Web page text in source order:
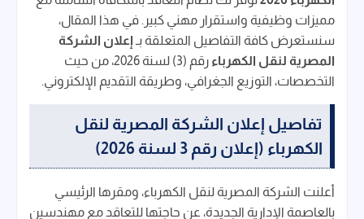
مميزات وظيفية واستقرار مهني كبير. في هذا المقال،
سنستعرض كافة التفاصيل المتعلقة بـ إعلان الشركة
المصرية لنقل الكهرباء
رقم (3) لسنة 2026، من حيث
التخصصات، التوزيع الجغرافي، وطريقة التقديم الإلكتروني.
تفاصيل إعلان الشركة المصرية لنقل
الكهرباء (إعلان رقم 3 لسنة 2026)
أعلنت الشركة المصرية لنقل الكهرباء، ومقرها الرئيسي
بالعاصمة الإدارية الجديدة، عن حاجتها للتعاقد مع مهندسين